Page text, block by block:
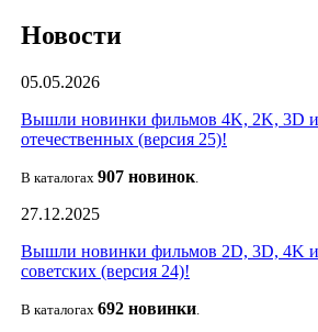
Новости
05.05.2026
Вышли новинки фильмов 4K, 2K, 3D и
отечественных (версия 25)!
В каталогах 907 новинок.
27.12.2025
Вышли новинки фильмов 2D, 3D, 4K и
советских (версия 24)!
В каталогах 692 новинки.